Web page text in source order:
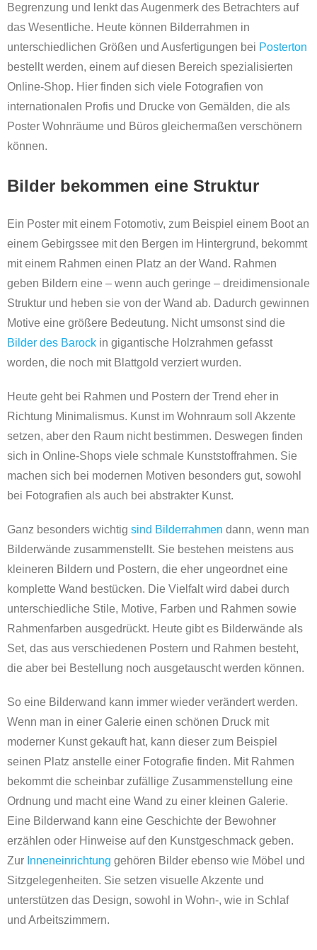
Begrenzung und lenkt das Augenmerk des Betrachters auf
das Wesentliche. Heute können Bilderrahmen in
unterschiedlichen Größen und Ausfertigungen bei Posterton
bestellt werden, einem auf diesen Bereich spezialisierten
Online-Shop. Hier finden sich viele Fotografien von
internationalen Profis und Drucke von Gemälden, die als
Poster Wohnräume und Büros gleichermaßen verschönern
können.
Bilder bekommen eine Struktur
Ein Poster mit einem Fotomotiv, zum Beispiel einem Boot an
einem Gebirgssee mit den Bergen im Hintergrund, bekommt
mit einem Rahmen einen Platz an der Wand. Rahmen
geben Bildern eine – wenn auch geringe – dreidimensionale
Struktur und heben sie von der Wand ab. Dadurch gewinnen
Motive eine größere Bedeutung. Nicht umsonst sind die
Bilder des Barock in gigantische Holzrahmen gefasst
worden, die noch mit Blattgold verziert wurden.
Heute geht bei Rahmen und Postern der Trend eher in
Richtung Minimalismus. Kunst im Wohnraum soll Akzente
setzen, aber den Raum nicht bestimmen. Deswegen finden
sich in Online-Shops viele schmale Kunststoffrahmen. Sie
machen sich bei modernen Motiven besonders gut, sowohl
bei Fotografien als auch bei abstrakter Kunst.
Ganz besonders wichtig sind Bilderrahmen dann, wenn man
Bilderwände zusammenstellt. Sie bestehen meistens aus
kleineren Bildern und Postern, die eher ungeordnet eine
komplette Wand bestücken. Die Vielfalt wird dabei durch
unterschiedliche Stile, Motive, Farben und Rahmen sowie
Rahmenfarben ausgedrückt. Heute gibt es Bilderwände als
Set, das aus verschiedenen Postern und Rahmen besteht,
die aber bei Bestellung noch ausgetauscht werden können.
So eine Bilderwand kann immer wieder verändert werden.
Wenn man in einer Galerie einen schönen Druck mit
moderner Kunst gekauft hat, kann dieser zum Beispiel
seinen Platz anstelle einer Fotografie finden. Mit Rahmen
bekommt die scheinbar zufällige Zusammenstellung eine
Ordnung und macht eine Wand zu einer kleinen Galerie.
Eine Bilderwand kann eine Geschichte der Bewohner
erzählen oder Hinweise auf den Kunstgeschmack geben.
Zur Inneneinrichtung gehören Bilder ebenso wie Möbel und
Sitzgelegenheiten. Sie setzen visuelle Akzente und
unterstützen das Design, sowohl in Wohn-, wie in Schlaf
und Arbeitszimmern.